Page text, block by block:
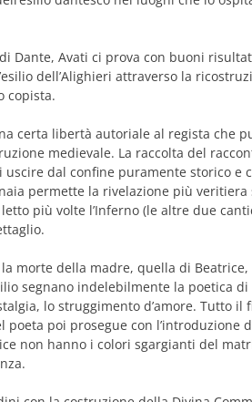
Dante, Avati ci prova con buoni
dell’Alighieri attraverso la
copista.
certa libertà autoriale al regista che
medievale. La raccolta del
dal confine puramente storico e
permette la rivelazione più veritiera
più volte l’Inferno (le altre due
morte della madre, quella di Beatrice,
segnano indelebilmente la poetica di
lo struggimento d’amore. Tutto il
poi prosegue con l’introduzione
non hanno i colori sgargianti del